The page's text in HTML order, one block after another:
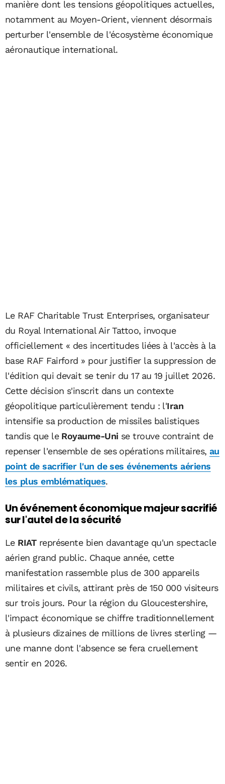
manière dont les tensions géopolitiques actuelles,
notamment au Moyen-Orient, viennent désormais
perturber l'ensemble de l'écosystème économique
aéronautique international.
Le RAF Charitable Trust Enterprises, organisateur
du Royal International Air Tattoo, invoque
officiellement « des incertitudes liées à l'accès à la
base RAF Fairford » pour justifier la suppression de
l'édition qui devait se tenir du 17 au 19 juillet 2026.
Cette décision s'inscrit dans un contexte
géopolitique particulièrement tendu : l'Iran
intensifie sa production de missiles balistiques
tandis que le Royaume-Uni se trouve contraint de
repenser l'ensemble de ses opérations militaires, au
point de sacrifier l'un de ses événements aériens
les plus emblématiques.
Un événement économique majeur sacrifié
sur l'autel de la sécurité
Le RIATreprésente bien davantage qu'un spectacle
aérien grand public. Chaque année, cette
manifestation rassemble plus de 300 appareils
militaires et civils, attirant près de 150 000 visiteurs
sur trois jours. Pour la région du Gloucestershire,
l'impact économique se chiffre traditionnellement
à plusieurs dizaines de millions de livres sterling —
une manne dont l'absence se fera cruellement
sentir en 2026.